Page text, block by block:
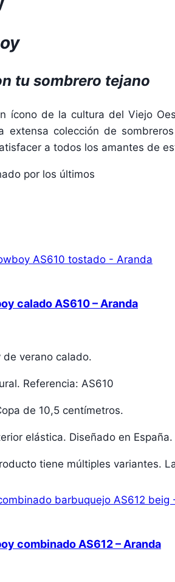
tu sombrero tejano
ícono de la cultura del Viejo
extensa colección de
a todos los amantes de
por los últimos
calado AS610 – Aranda
verano calado.
Referencia: AS610
de 10,5 centímetros.
elástica. Diseñado en España.
tiene múltiples variantes.
combinado AS612 – Aranda